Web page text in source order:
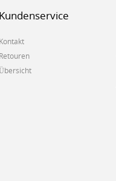
Kundenservice
Kontakt
Retouren